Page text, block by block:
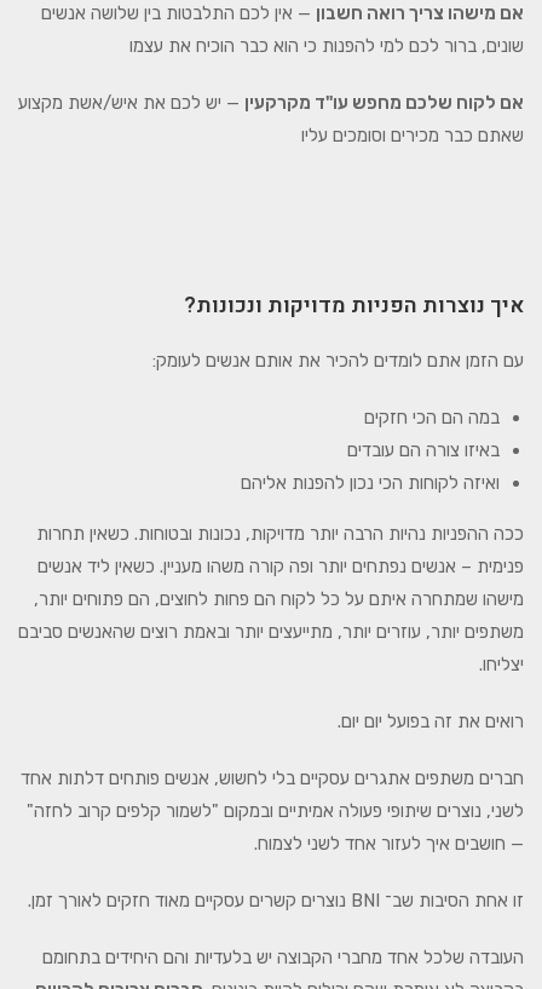
אם מישהו צריך רואה חשבון — אין לכם התלבטות בין שלושה אנשים
שונים, ברור לכם למי להפנות כי הוא כבר הוכיח את עצמו
אם לקוח שלכם מחפש עו"ד מקרקעין — יש לכם את איש/אשת מקצוע
שאתם כבר מכירים וסומכים עליו
איך נוצרות הפניות מדויקות ונכונות?
עם הזמן אתם לומדים להכיר את אותם אנשים לעומק:
במה הם הכי חזקים
באיזו צורה הם עובדים
ואיזה לקוחות הכי נכון להפנות אליהם
ככה ההפניות נהיות הרבה יותר מדויקות, נכונות ובטוחות. כשאין תחרות
פנימית – אנשים נפתחים יותר ופה קורה משהו מעניין. כשאין ליד אנשים
מישהו שמתחרה איתם על כל לקוח הם פחות לחוצים, הם פתוחים יותר,
משתפים יותר, עוזרים יותר, מתייעצים יותר ובאמת רוצים שהאנשים סביבם
יצליחו.
רואים את זה בפועל יום יום.
חברים משתפים אתגרים עסקיים בלי לחשוש, אנשים פותחים דלתות אחד
לשני, נוצרים שיתופי פעולה אמיתיים ובמקום "לשמור קלפים קרוב לחזה"
— חושבים איך לעזור אחד לשני לצמוח.
זו אחת הסיבות שב־ BNI נוצרים קשרים עסקיים מאוד חזקים לאורך זמן.
העובדה שלכל אחד מחברי הקבוצה יש בלעדיות והם היחידים בתחומם